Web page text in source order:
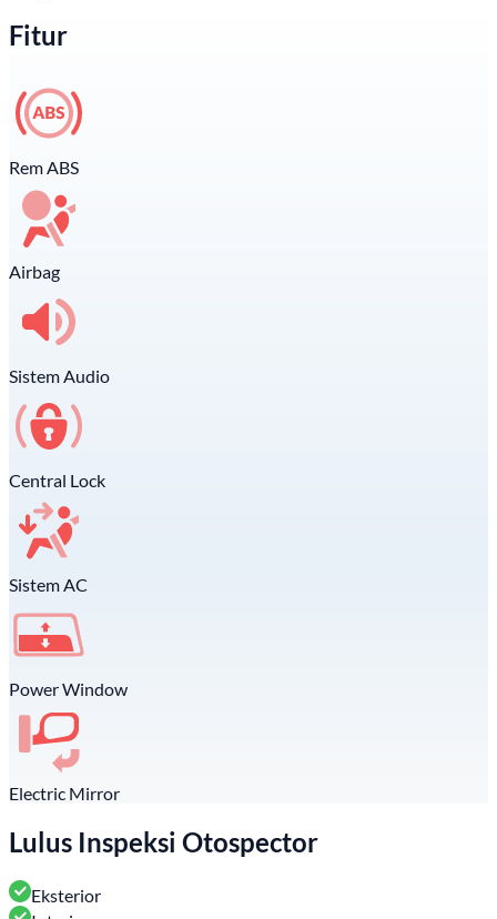
Fitur
Rem ABS
Airbag
Sistem Audio
Central Lock
Sistem AC
Power Window
Electric Mirror
Lulus Inspeksi Otospector
Eksterior